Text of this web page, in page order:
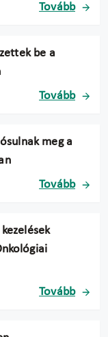
Tovább
be a
Tovább
meg a
Tovább
Tovább